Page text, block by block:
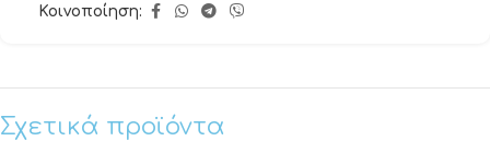
Κοινοποίηση:
Σχετικά προϊόντα